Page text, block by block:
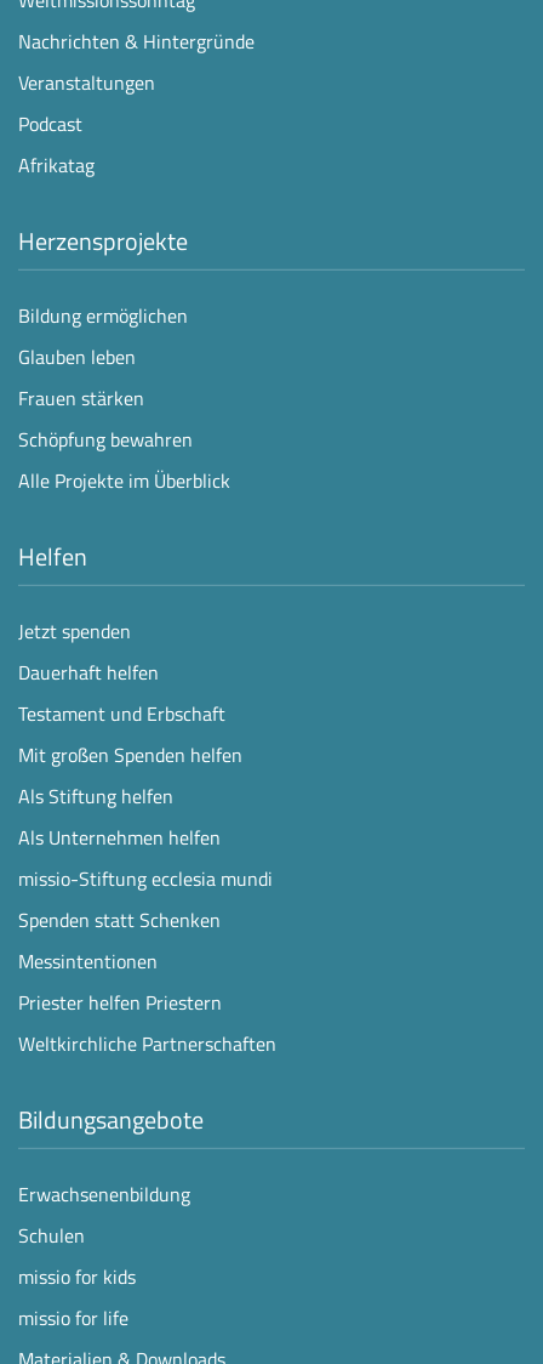
Nachrichten & Hintergründe
Veranstaltungen
Podcast
Afrikatag
Herzensprojekte
Bildung ermöglichen
Glauben leben
Frauen stärken
Schöpfung bewahren
Alle Projekte im Überblick
Helfen
Jetzt spenden
Dauerhaft helfen
Testament und Erbschaft
Mit großen Spenden helfen
Als Stiftung helfen
Als Unternehmen helfen
missio-Stiftung ecclesia mundi
Spenden statt Schenken
Messintentionen
Priester helfen Priestern
Weltkirchliche Partnerschaften
Bildungsangebote
Erwachsenenbildung
Schulen
missio for kids
missio for life